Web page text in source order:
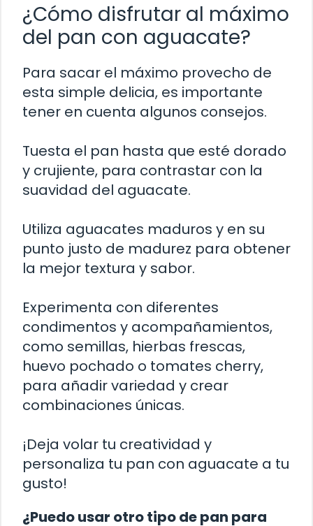
¿Cómo disfrutar al máximo
del pan con aguacate?
Para sacar el máximo provecho de
esta simple delicia, es importante
tener en cuenta algunos consejos.
Tuesta el pan hasta que esté dorado
y crujiente, para contrastar con la
suavidad del aguacate.
Utiliza aguacates maduros y en su
punto justo de madurez para obtener
la mejor textura y sabor.
Experimenta con diferentes
condimentos y acompañamientos,
como semillas, hierbas frescas,
huevo pochado o tomates cherry,
para añadir variedad y crear
combinaciones únicas.
¡Deja volar tu creatividad y
personaliza tu pan con aguacate a tu
gusto!
¿Puedo usar otro tipo de pan para